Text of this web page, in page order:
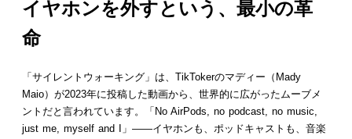
イヤホンを外すという、最小の革
命
「サイレントウォーキング」は、TikTokerのマディー（Mady
Maio）が2023年に投稿した動画から、世界的に広がったムーブメ
ントだと言われています。「No AirPods, no podcast, no music,
just me, myself and I」——イヤホンも、ポッドキャストも、音楽